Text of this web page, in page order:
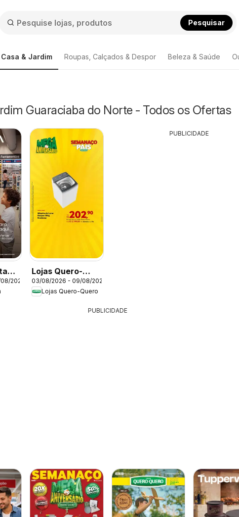
Pesquisar
Casa & Jardim Roupas, Calçados & Despor Beleza & Saúde
Guaraciaba do Norte - Todos os Ofertas
2026
Lojas Quero-
Quero ofertas
Dia dos Pais
03/08/2026 - 09/08/2026
Lojas Quero-Quero
PUBLICIDADE
PUBLICIDADE